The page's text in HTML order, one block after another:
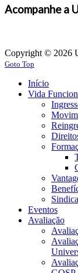
Acompanhe a
Copyright © 2026
Goto Top
Início
Vida
Eventos
Avaliação